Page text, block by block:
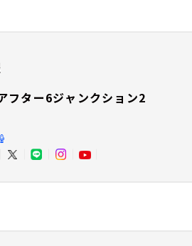
フター6ジャンクション2